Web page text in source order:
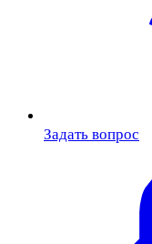
Задать вопрос